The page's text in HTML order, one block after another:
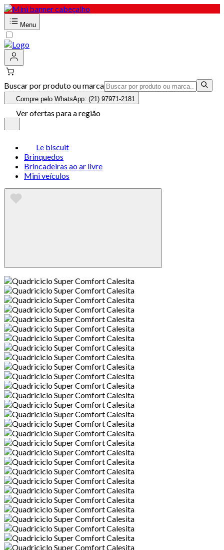
Menu
Buscar por produto ou marca
Compre pelo WhatsApp: (21) 97971-2181
Ver ofertas para a região
Le biscuit
Brinquedos
Brincadeiras ao ar livre
Mini veículos